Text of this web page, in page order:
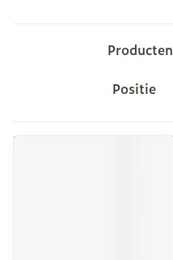
Producten
Sorteer op: